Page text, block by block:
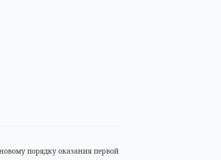
порядку оказания первой